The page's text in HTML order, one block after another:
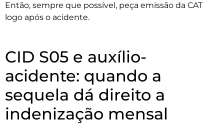
Então, sempre que possível, peça emissão da CAT
logo após o acidente.
CID S05 e auxílio-
acidente: quando a
sequela dá direito a
indenização mensal